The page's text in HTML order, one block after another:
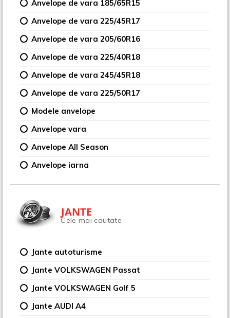
Anvelope de vara 185/65R15
Anvelope de vara 225/45R17
Anvelope de vara 205/60R16
Anvelope de vara 225/40R18
Anvelope de vara 245/45R18
Anvelope de vara 225/50R17
Modele anvelope
Anvelope vara
Anvelope All Season
Anvelope iarna
JANTE
Cele mai cautate
Jante autoturisme
Jante VOLKSWAGEN Passat
Jante VOLKSWAGEN Golf 5
Jante AUDI A4